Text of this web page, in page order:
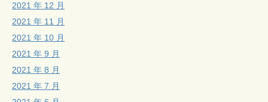
2021 年 12 月
2021 年 11 月
2021 年 10 月
2021 年 9 月
2021 年 8 月
2021 年 7 月